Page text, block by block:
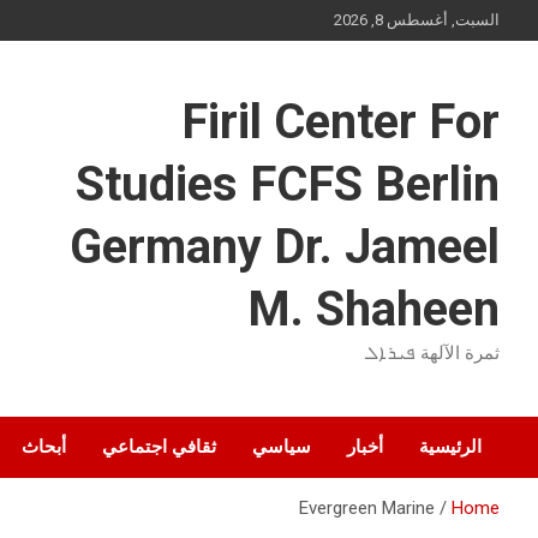
to
السبت, أغسطس 8, 2026
Firil Center For
Studies FCFS Berlin
Germany Dr. Jameel
M. Shaheen
ثمرة الآلهة ܦܝܪܐܠ
الرئيسية أخبار سياسي ثقافي اجتماعي أبحاث
Home
Evergreen Marine